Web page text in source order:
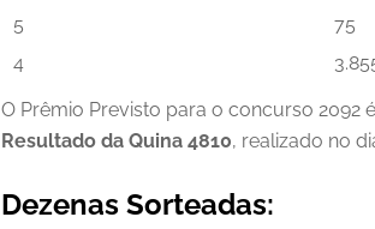
5
75
4
O Prêmio Previsto para o concurso 2092
Resultado da Quina 4810, realizado no
Dezenas Sorteadas: